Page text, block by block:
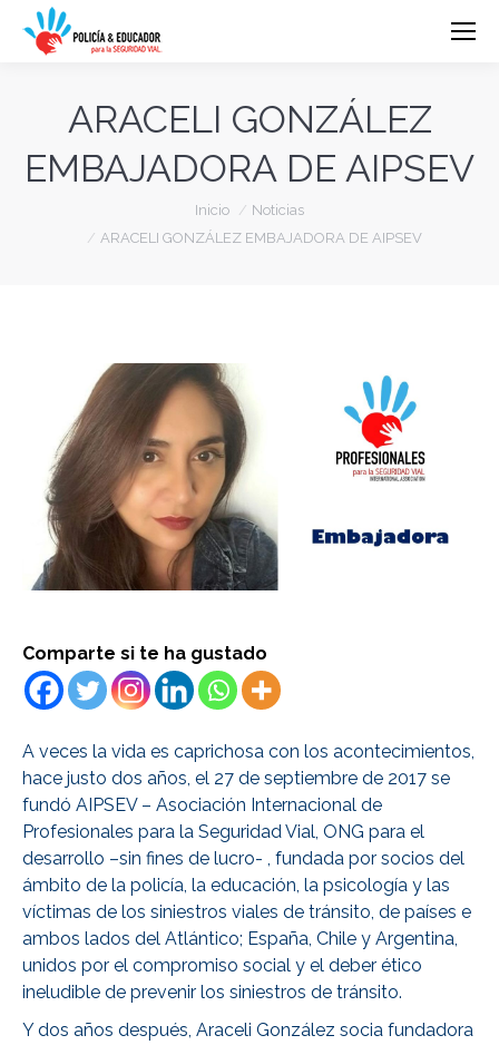
ARACELI GONZÁLEZ
EMBAJADORA DE AIPSEV
Inicio
Noticias
ARACELI GONZÁLEZ EMBAJADORA DE AIPSEV
Comparte si te ha gustado
A veces la vida es caprichosa con los acontecimientos,
hace justo dos años, el 27 de septiembre de 2017 se
fundó AIPSEV – Asociación Internacional de
Profesionales para la Seguridad Vial, ONG para el
desarrollo –sin fines de lucro- , fundada por socios del
ámbito de la policía, la educación, la psicología y las
víctimas de los siniestros viales de tránsito, de países e
ambos lados del Atlántico; España, Chile y Argentina,
unidos por el compromiso social y el deber ético
ineludible de prevenir los siniestros de tránsito.
Y dos años después, Araceli González socia fundadora